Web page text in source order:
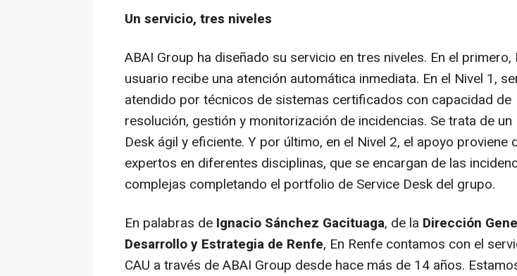
Un servicio, tres niveles
ABAI Group ha diseñado su servicio en tres niveles. En el primero,
usuario recibe una atención automática inmediata. En el Nivel 1,
atendido por técnicos de sistemas certificados con capacidad de
resolución, gestión y monitorización de incidencias. Se trata de un
Desk ágil y eficiente. Y por último, en el Nivel 2, el apoyo proviene
expertos en diferentes disciplinas, que se encargan de las
complejas completando el portfolio de Service Desk del grupo.
En palabras de Ignacio Sánchez Gacituaga, de la Dirección
Desarrollo y Estrategia de Renfe, En Renfe contamos con el
CAU a través de ABAI Group desde hace más de 14 años.